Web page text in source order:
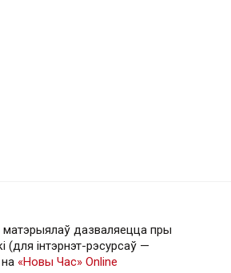
дазваляецца пры
(для інтэрнэт-рэсурсаў —
«Новы Час» Online